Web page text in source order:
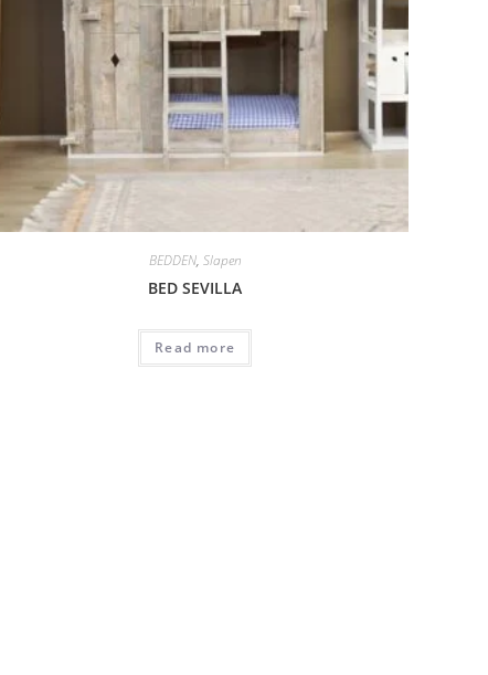
BEDDEN, Slapen
BED SEVILLA
Read more